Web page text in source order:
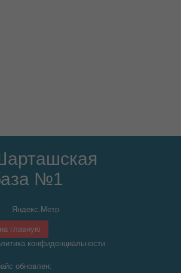
№1
на главную
конфиденциальности
обновлен: